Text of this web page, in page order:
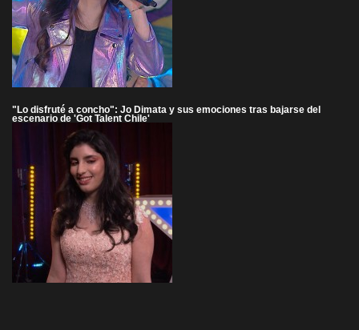
"Lo disfruté a concho": Jo Dimata y sus emociones tras bajarse del
escenario de 'Got Talent Chile'